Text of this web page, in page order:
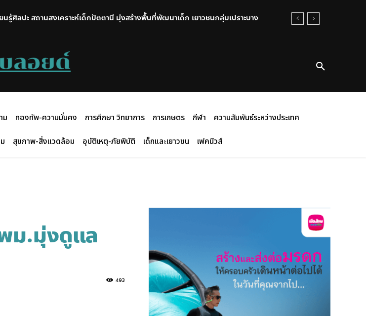
รู้ศิลปะ สถานสงเคราะห์เด็กปัตตานี มุ่งสร้างพื้นที่พัฒนาเด็ก เยาวชนกลุ่มเปราะบาง
ม กองทัพ-ความมั่นคง การศึกษา วิทยาการ การเกษตร กีฬา
ความสัมพันธ์ระหว่างประเทศ
สุขภาพ-สิ่งแวดล้อม อุบัติเหตุ-ภัยพิบัติ เด็กและเยาวชน เฟคนิวส์
ม.มุ่งดูแล
493